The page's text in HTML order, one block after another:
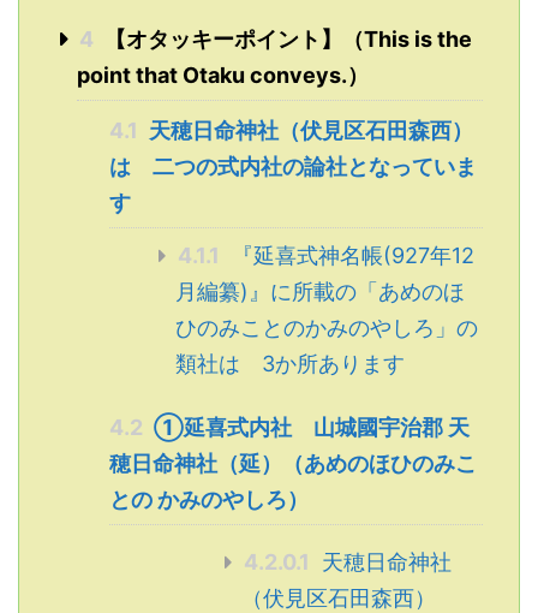
4
【オタッキーポイント】（This is the
point that Otaku conveys.）
4.1
天穂日命神社（伏見区石田森西）
は 二つの式内社の論社となっていま
す
4.1.1
『延喜式神名帳(927年12
月編纂)』に所載の「あめのほ
ひのみことのかみのやしろ」の
類社は 3か所あります
4.2 ①延喜式内社 山城國宇治郡 天
穂日命神社（延）（あめのほひのみこ
との かみのやしろ）
4.2.0.1
天穂日命神社
（伏見区石田森西）